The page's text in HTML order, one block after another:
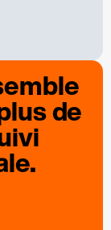
de